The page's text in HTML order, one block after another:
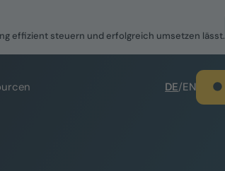
effizient steuern und erfolgreich umsetzen lässt.
DE/EN